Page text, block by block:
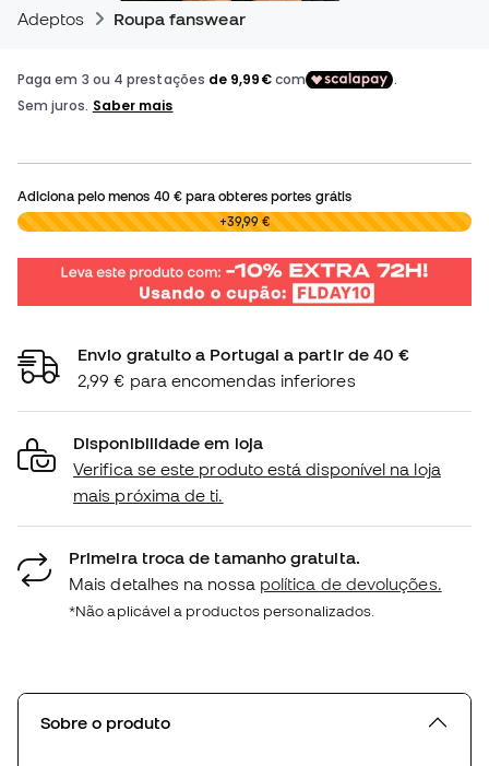
Adeptos Roupa fanswear
Adiciona pelo menos 40 €para obteres portes grátis
0,00 € +39,99 €
Envio gratuito a Portugal a partir de 40 €
2,99 € para encomendas inferiores
Disponibilidade em loja
Verifica se este produto está disponível na loja
mais próxima de ti.
Primeira troca de tamanho gratuita.
Mais detalhes na nossa política de devoluções.
*Não aplicável a productos personalizados.
Sobre o produto